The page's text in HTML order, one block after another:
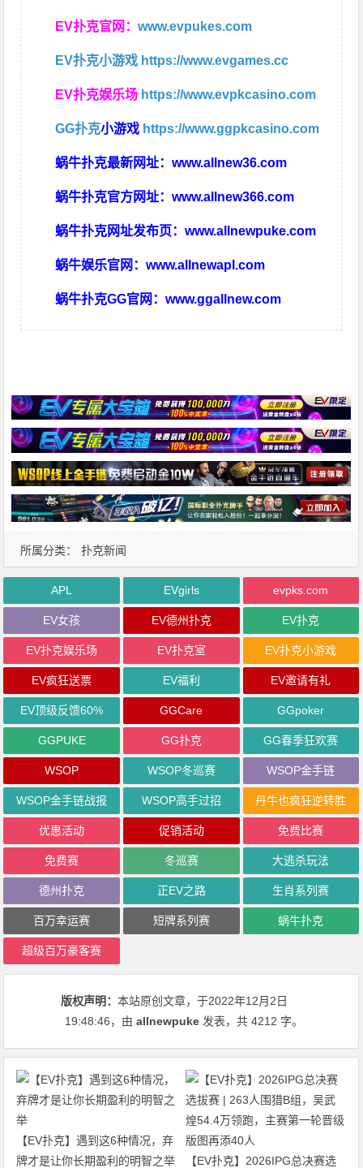
EV扑克官网：www.evpukes.com
EV扑克小游戏 https://www.evgames.cc
EV扑克娱乐场 https://www.evpkcasino.com
GG扑克小游戏 https://www.ggpkcasino.com
蜗牛扑克最新网址：www.allnew36.com
蜗牛扑克官方网址：www.allnew366.com
蜗牛扑克网址发布页：www.allnewpuke.com
蜗牛娱乐官网：www.allnewapl.com
蜗牛扑克GG官网：www.ggallnew.com
所属分类： 扑克新闻
APL EVgirls evpks.com
EV女孩 EV德州扑克 EV扑克
EV扑克娱乐场 EV扑克室 EV扑克小游戏
EV疯狂送票 EV福利 EV邀请有礼
EV顶级反馈60% GGCare GGpoker
GGPUKE GG扑克 GG春季狂欢赛
WSOP WSOP冬巡赛 WSOP金手链
WSOP金手链战报 WSOP高手过招 丹牛也疯狂逆转胜
优惠活动 促销活动 免费比赛
免费赛 冬巡赛 大逃杀玩法
德州扑克 正EV之路 生肖系列赛
百万幸运赛 短牌系列赛 蜗牛扑克
超级百万豪客赛
版权声明：本站原创文章，于2022年12月2日
19:48:46，由allnewpuke 发表，共 4212 字。
【EV扑克】遇到这6种情况，弃
牌才是让你长期盈利的明智之举
【EV扑克】2026IPG总决赛选